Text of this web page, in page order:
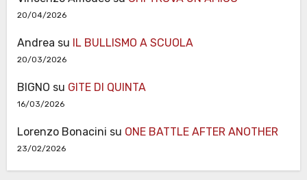
20/04/2026
Andrea su IL BULLISMO A SCUOLA
20/03/2026
BIGNO su GITE DI QUINTA
16/03/2026
Lorenzo Bonacini su ONE BATTLE AFTER ANOTHER
23/02/2026